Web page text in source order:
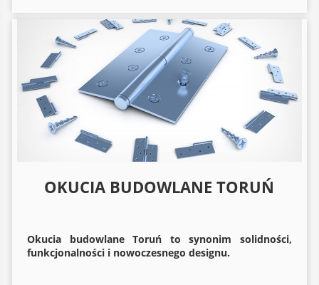
OKUCIA BUDOWLANE TORUŃ
Okucia budowlaneToruń to synonim solidności,
funkcjonalności i nowoczesnego designu.